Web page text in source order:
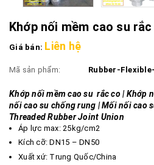
Khớp nối mềm cao su
Giá bán: Liên hệ
Mã sản phẩm: Rubber-
Khớp nối mềm cao su rắc co | Khớp
nối cao su chống rung | Mối nối cao
Threaded Rubber Joint Union
Áp lực max: 25kg/cm2
Kích cỡ: DN15 – DN50
Xuất xứ: Trung Quốc/China